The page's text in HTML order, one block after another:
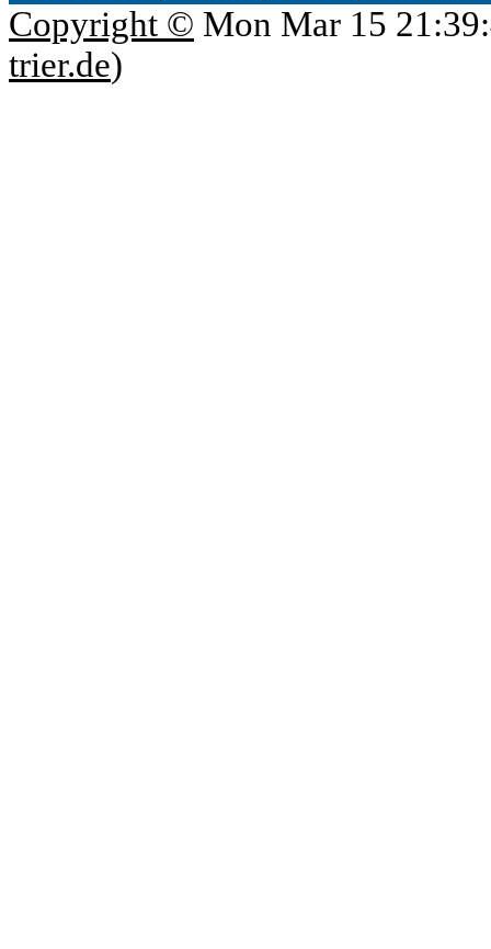
Copyright © Mon Mar 15
trier.de)